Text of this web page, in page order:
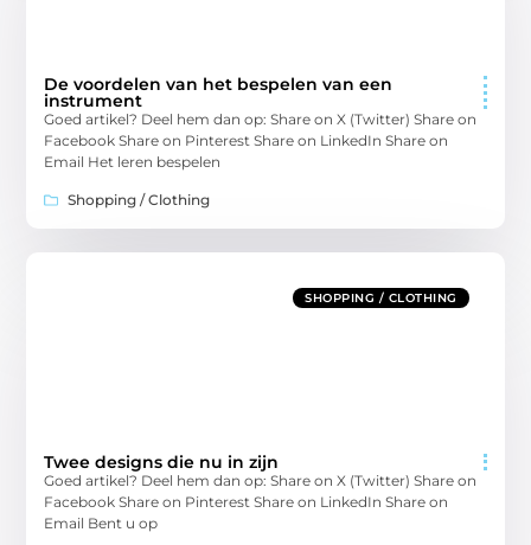
De voordelen van het bespelen van een
instrument
Goed artikel? Deel hem dan op: Share on X (Twitter) Share on
Facebook Share on Pinterest Share on LinkedIn Share on
Email Het leren bespelen
Shopping / Clothing
SHOPPING / CLOTHING
Twee designs die nu in zijn
Goed artikel? Deel hem dan op: Share on X (Twitter) Share on
Facebook Share on Pinterest Share on LinkedIn Share on
Email Bent u op